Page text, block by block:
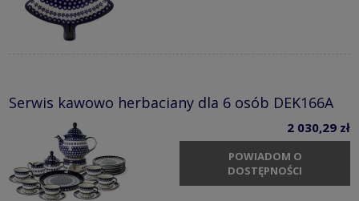
Serwis kawowo herbaciany dla 6 osób DEK166A
2 030,29 zł
POWIADOM O
DOSTĘPNOŚCI